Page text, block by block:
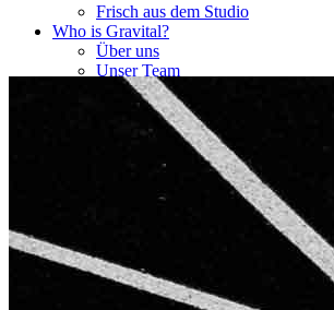
Frisch aus dem Studio
Who is Gravital?
Über uns
Unser Team
AGB
Impressum
Datenschutzerklärung
Starke Partner für starke Ergebnisse